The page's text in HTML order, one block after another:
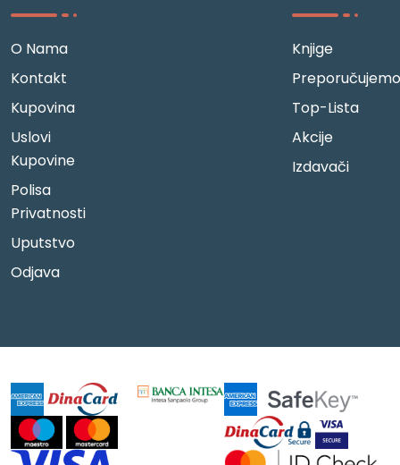
O Nama
Kontakt
Kupovina
Uslovi
Kupovine
Polisa
Privatnosti
Uputstvo
Odjava
Knjige
Preporučujemo
Top-Lista
Akcije
Izdavači